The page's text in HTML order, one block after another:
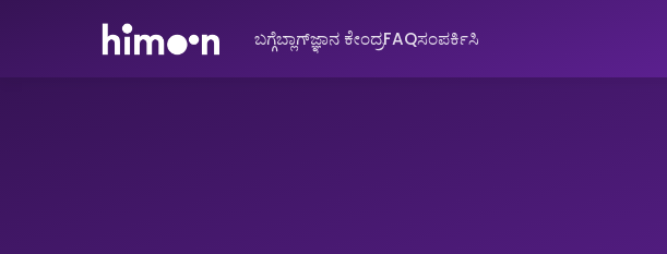
ಬಗ್ಗೆಬ್ಲಾಗ್ಜ್ಞಾನ ಕೇಂದ್ರFAQಸಂಪರ್ಕಿಸಿ